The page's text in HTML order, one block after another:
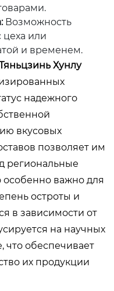
Возможность
цеха или
и временем.
Хунлу
надежного
вкусовых
позволяет им
региональные
особенно важно для
остроты и
в зависимости от
на научных
что обеспечивает
их продукции